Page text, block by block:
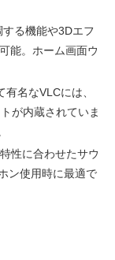
る機能や3Dエフ
能。ホーム画面ウ
有名なVLCには、
が内蔵されていま
性に合わせたサウ
ン使用時に最適で